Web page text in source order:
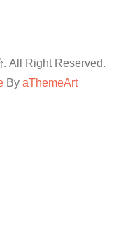
All Right Reserved.
By aThemeArt